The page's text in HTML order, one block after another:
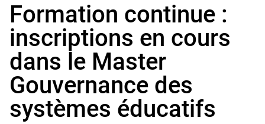
Actus
Formation continue :
inscriptions en cours
dans le Master
Gouvernance des
systèmes éducatifs